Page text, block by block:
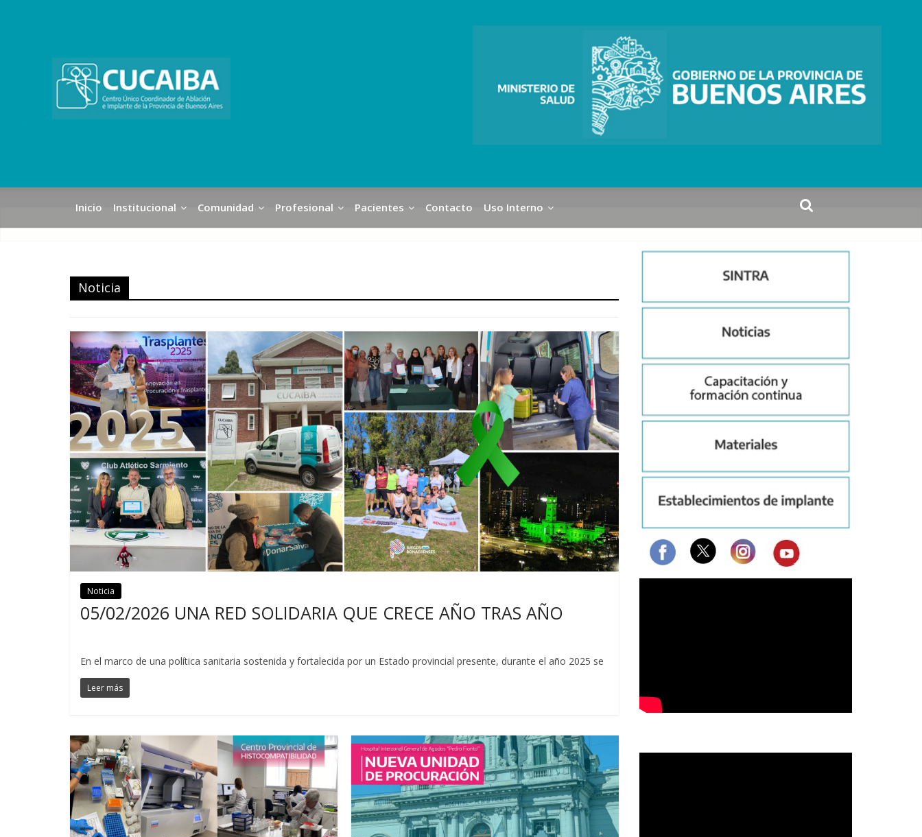
Inicio Institucional Comunidad Profesional Pacientes Contacto Uso Interno
Noticia
Noticia
05/02/2026 UNA RED SOLIDARIA QUE CRECE AÑO TRAS AÑO
En el marco de una política sanitaria sostenida y fortalecida por un Estado provincial presente, durante el año 2025 se
Leer más